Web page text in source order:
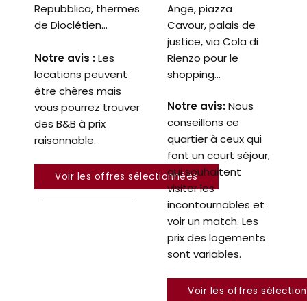
Repubblica, thermes
de Dioclétien…
Notre avis :Les
locations peuvent
être chères mais
vous pourrez trouver
des B&B à prix
raisonnable.
Voir les offres sélectionnées
Ange, piazza
Cavour, palais de
justice, via Cola di
Rienzo pour le
shopping…
Notre avis:Nous
conseillons ce
quartier à ceux qui
font un court séjour,
qui souhaitent
visiter les
incontournables et
voir un match. Les
prix des logements
sont variables.
Voir les offres